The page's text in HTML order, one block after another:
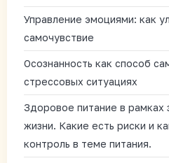
Управление эмоциями: как
самочувствие
Осознанность как способ
стрессовых ситуациях
Здоровое питание в рамках
жизни. Какие есть риски и
контроль в теме питания.